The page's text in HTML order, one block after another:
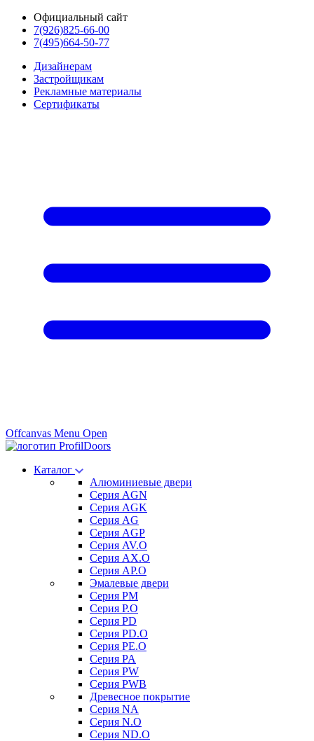
Официальный сайт
7(926)825-66-00
7(495)664-50-77
Дизайнерам
Застройщикам
Рекламные материалы
Сертификаты
Offcanvas Menu Open
Каталог
Алюминиевые двери
Серия AGN
Серия AGK
Серия AG
Серия AGP
Серия AV.O
Серия AX.O
Серия AP.O
Эмалевые двери
Серия PM
Серия P.O
Серия PD
Серия PD.O
Серия PE.O
Серия PA
Серия PW
Серия PWB
Древесное покрытие
Серия NA
Серия N.O
Серия ND.O